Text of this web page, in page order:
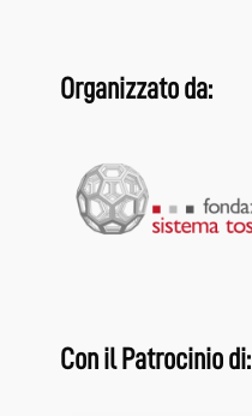
Organizzato da:
Con il Patrocinio di: